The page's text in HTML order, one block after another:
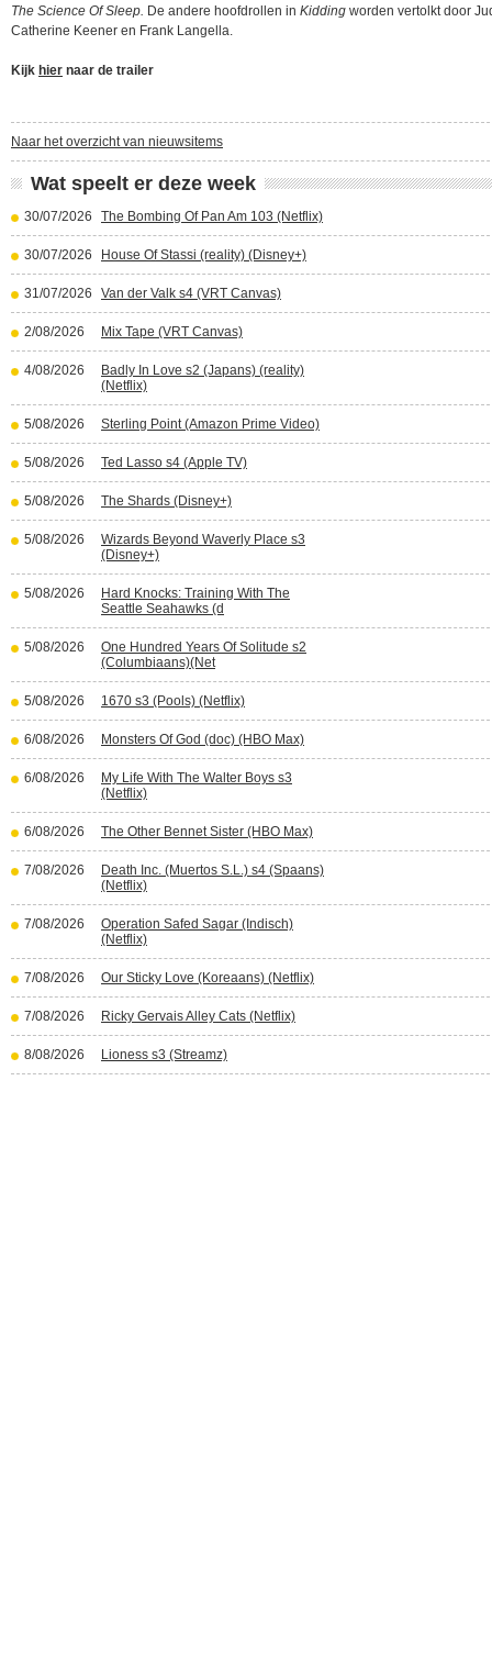
The Science Of Sleep. De andere hoofdrollen in Kidding worden vertolkt door
Catherine Keener en Frank Langella.
Kijk hier naar de trailer
Naar het overzicht van nieuwsitems
Wat speelt er deze week
30/07/2026 The Bombing Of Pan Am 103 (Netflix)
30/07/2026 House Of Stassi (reality) (Disney+)
31/07/2026 Van der Valk s4 (VRT Canvas)
2/08/2026 Mix Tape (VRT Canvas)
4/08/2026
Badly In Love s2 (Japans) (reality)
(Netflix)
5/08/2026 Sterling Point (Amazon Prime Video)
5/08/2026 Ted Lasso s4 (Apple TV)
5/08/2026 The Shards (Disney+)
5/08/2026
Wizards Beyond Waverly Place s3
(Disney+)
5/08/2026
Hard Knocks: Training With The
Seattle Seahawks (d
5/08/2026
One Hundred Years Of Solitude s2
(Columbiaans)(Net
5/08/2026 1670 s3 (Pools) (Netflix)
6/08/2026 Monsters Of God (doc) (HBO Max)
6/08/2026
My Life With The Walter Boys s3
(Netflix)
6/08/2026 The Other Bennet Sister (HBO Max)
7/08/2026
Death Inc. (Muertos S.L.) s4 (Spaans)
(Netflix)
7/08/2026
Operation Safed Sagar (Indisch)
(Netflix)
7/08/2026 Our Sticky Love (Koreaans) (Netflix)
7/08/2026 Ricky Gervais Alley Cats (Netflix)
8/08/2026 Lioness s3 (Streamz)